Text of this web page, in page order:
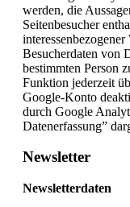
werden, die
Seitenbesucher
Besucherdaten von
bestimmten Person
Funktion jederzeit
Google-Konto
durch Google
Datenerfassung”
Newsletter
Newsletterdaten